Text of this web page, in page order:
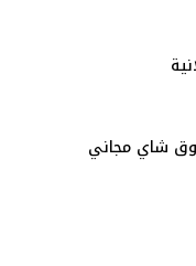
شاي مجاني